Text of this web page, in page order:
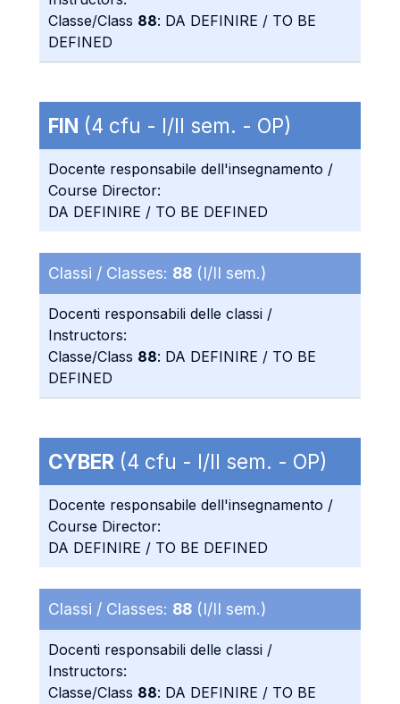
Classe/Class 88: DA DEFINIRE / TO BE
DEFINED
FIN (4 cfu - I/II sem. - OP)
Docente responsabile dell'insegnamento /
Course Director:
DA DEFINIRE / TO BE DEFINED
Classi / Classes: 88 (I/II sem.)
Docenti responsabili delle classi /
Instructors:
Classe/Class 88: DA DEFINIRE / TO BE
DEFINED
CYBER (4 cfu - I/II sem. - OP)
Docente responsabile dell'insegnamento /
Course Director:
DA DEFINIRE / TO BE DEFINED
Classi / Classes: 88 (I/II sem.)
Docenti responsabili delle classi /
Instructors:
Classe/Class 88: DA DEFINIRE / TO BE